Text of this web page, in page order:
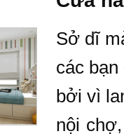
Sở dĩ
các
bởi vì
nội